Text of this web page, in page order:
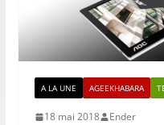
A LA UNE AGEEKHABARA
18 mai 2018 Ender